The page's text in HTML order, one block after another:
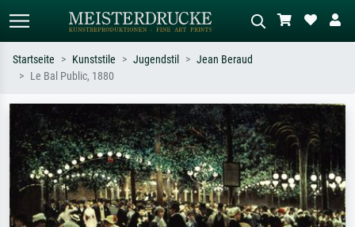
Suchen Sie nach Künstlern, Werktiteln
oder Stilen – z.B. Monet,
Sternennacht, Impressionismus, Welle
Hokusai, Akt.
Beschreiben Sie die Szene – z.B. Grüne
Wiese, Abstrakt mit viel Rot, Dunkles
Ölgemälde, Stehender Akt neben einem
Baum.
Startseite Kunststile Jugendstil
Jean Beraud
Le Bal Public, 1880